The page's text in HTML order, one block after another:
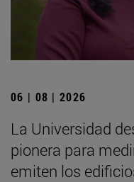
06 | 08 | 2026
La Universidad
pionera para
emiten los